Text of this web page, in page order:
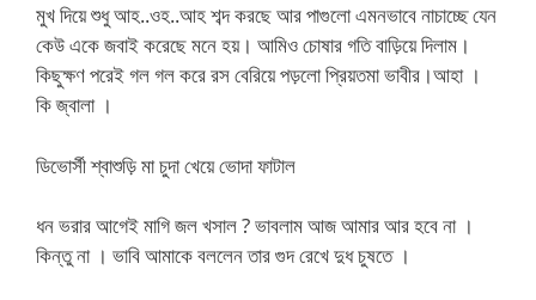
মুখ দিয়ে শুধু আহ..ওহ..আহ শব্দ করছে আর পাগুলো এমনভাবে নাচাচ্ছে যেন
কেউ একে জবাই করেছে মনে হয়। আমিও চোষার গতি বাড়িয়ে দিলাম।
কিছুক্ষণ পরেই গল গল করে রস বেরিয়ে পড়লো প্রিয়তমা ভাবীর।আহা ।
কি জ্বালা ।
ডিভোর্সী শ্বাশুড়ি মা চুদা খেয়ে ভোদা ফাটাল
ধন ভরার আগেই মাগি জল খসাল ? ভাবলাম আজ আমার আর হবে না ।
কিন্তু না । ভাবি আমাকে বললেন তার গুদ রেখে দুধ চুষতে ।